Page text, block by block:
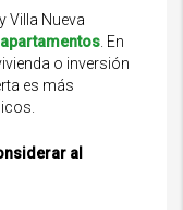
Villa Nueva
. En
o inversión
es más
al